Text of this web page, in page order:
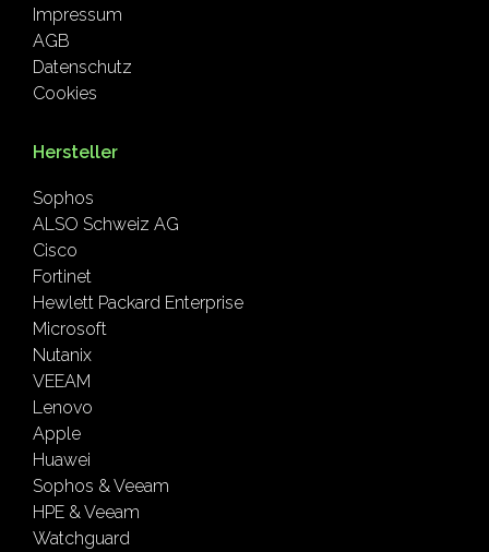
Impressum
AGB
Datenschutz
Cookies
Hersteller
Sophos
ALSO Schweiz AG
Cisco
Fortinet
Hewlett Packard Enterprise
Microsoft
Nutanix
VEEAM
Lenovo
Apple
Huawei
Sophos & Veeam
HPE & Veeam
Watchguard